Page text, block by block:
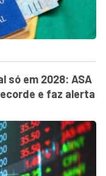
só em 2028: ASA
e faz alerta